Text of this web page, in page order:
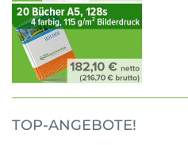
TOP-ANGEBOTE!